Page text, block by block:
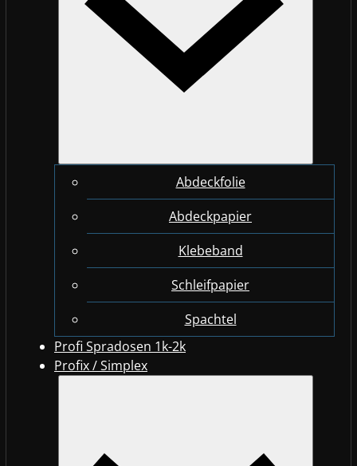
Abdeckfolie
Abdeckpapier
Klebeband
Schleifpapier
Spachtel
Profi Spradosen 1k-2k
Profix / Simplex